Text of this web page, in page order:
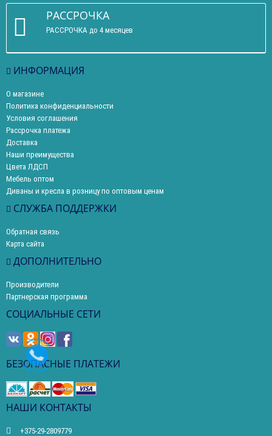
РАССРОЧКА
РАССРОЧКА до 4 месяцев
ИНФОРМАЦИЯ
О магазине
Политика конфиденциальности
Условия соглашения
Рассрочка платежа
Доставка
Наши преимущества
Цвета ЛДСП
Мебель оптом
Диваны и кресла в розницу по оптовым ценам
СЛУЖБА ПОДДЕРЖКИ
Обратная связь
Карта сайта
ДОПОЛНИТЕЛЬНО
Производители
Партнерская программа
СОЦИАЛЬНЫЕ СЕТИ
БЕЗОПАСНЫЕ ПЛАТЕЖИ
НАШИ КОНТАКТЫ
+375-29-2809779